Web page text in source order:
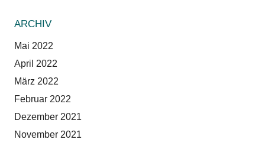
ARCHIV
Mai 2022
April 2022
März 2022
Februar 2022
Dezember 2021
November 2021